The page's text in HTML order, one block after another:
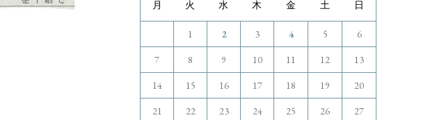
月 火 水 木 金 土 日
1 2 3 4 5 6
7 8 9 10 11 12 13
14 15 16 17 18 19 20
21 22 23 24 25 26 27